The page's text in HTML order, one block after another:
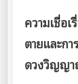
ความเชื่อเ
ตายและก
ดวงวิญญ